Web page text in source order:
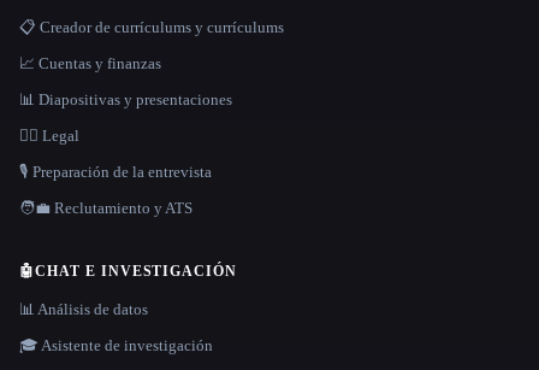
📋 Creador de currículums y currículums
📈 Cuentas y finanzas
📊 Diapositivas y presentaciones
👩‍⚖️ Legal
🎙️ Preparación de la entrevista
🧑‍💼 Reclutamiento y ATS
🤖CHAT E INVESTIGACIÓN
📊 Análisis de datos
🎓 Asistente de investigación